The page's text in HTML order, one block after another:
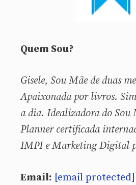
Quem Sou?
Gisele, Sou Mãe de duas
Apaixonada por livros.
a dia. Idealizadora do Sou
Planner certificada
IMPI e Marketing Digital
Email: [email protected]